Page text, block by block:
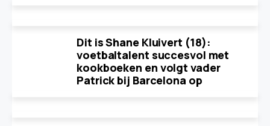
Dit is Shane Kluivert (18):
voetbaltalent succesvol met
kookboeken en volgt vader
Patrick bij Barcelona op